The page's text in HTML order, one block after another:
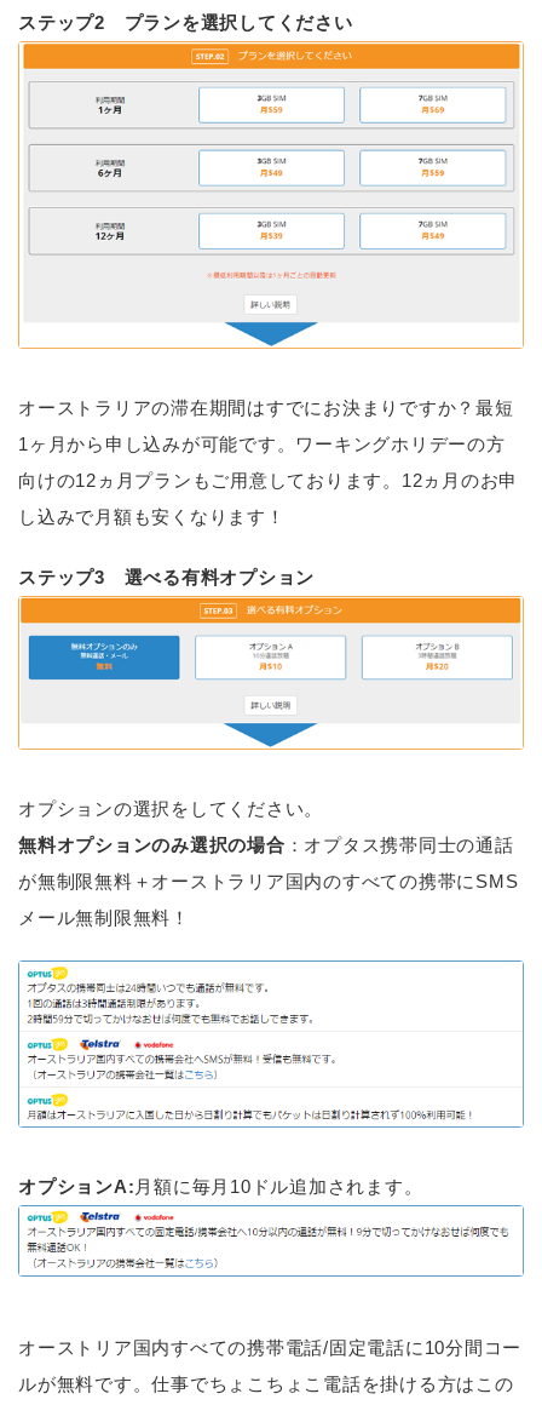
ステップ2 プランを選択してください
オーストラリアの滞在期間はすでにお決まりですか？最短
1ヶ月から申し込みが可能です。ワーキングホリデーの方
向けの12ヵ月プランもご用意しております。12ヵ月のお申
し込みで月額も安くなります！
ステップ3 選べる有料オプション
オプションの選択をしてください。
無料オプションのみ選択の場合 ：オプタス携帯同士の通話
が無制限無料＋オーストラリア国内のすべての携帯にSMS
メール無制限無料！
オプションA: 月額に毎月10ドル追加されます。
オーストリア国内すべての携帯電話/固定電話に10分間コー
ルが無料です。仕事でちょこちょこ電話を掛ける方はこの